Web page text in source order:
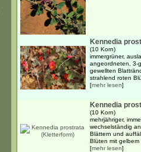
Kennedia
(10 Korn)
immergrüner,
angeordneten, 3-
gewellten
strahlend roten
[mehr lesen]
Kennedia
(10 Korn)
mehrjähriger,
wechselständig
Blättern und
Blüten mit
[mehr lesen]